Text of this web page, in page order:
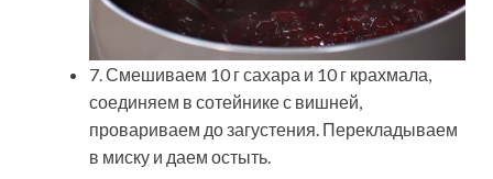
7. Смешиваем 10 г сахара и 10 г крахмала,
соединяем в сотейнике с вишней,
провариваем до загустения. Перекладываем
в миску и даем остыть.